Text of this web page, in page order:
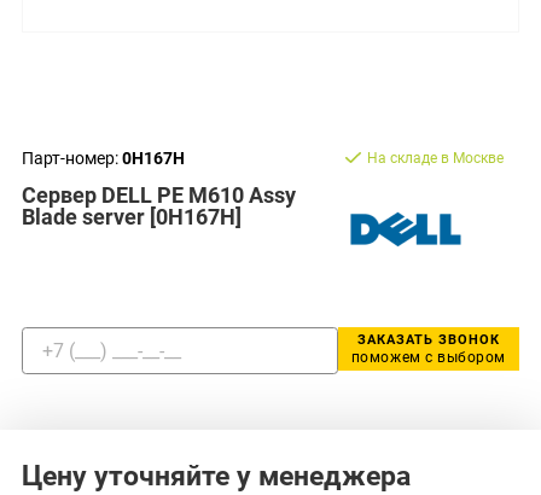
Парт-номер:0H167H
Сервер DELL PE M610 Assy
Blade server [0H167H]
На складе в Москве
ЗАКАЗАТЬ ЗВОНОК
поможем с выбором
Цену уточняйте у менеджера